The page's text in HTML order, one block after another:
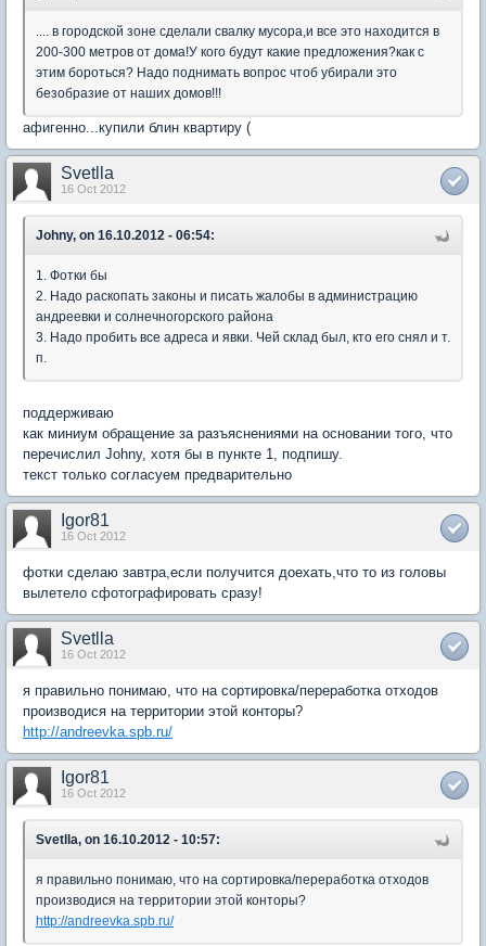
.... в городской зоне сделали свалку мусора,и все это находится в
200-300 метров от дома!У кого будут какие предложения?как с
этим бороться? Надо поднимать вопрос чтоб убирали это
безобразие от наших домов!!!
афигенно...купили блин квартиру (
Svetlla
16 Oct 2012
Johny, on 16.10.2012 - 06:54:
1. Фотки бы
2. Надо раскопать законы и писать жалобы в администрацию
андреевки и солнечногорского района
3. Надо пробить все адреса и явки. Чей склад был, кто его снял и т.
п.
поддерживаю
как миниум обращение за разъяснениями на основании того, что
перечислил Johny, хотя бы в пункте 1, подпишу.
текст только согласуем предварительно
Igor81
16 Oct 2012
фотки сделаю завтра,если получится доехать,что то из головы
вылетело сфотографировать сразу!
Svetlla
16 Oct 2012
я правильно понимаю, что на сортировка/переработка отходов
производися на территории этой конторы?
http://andreevka.spb.ru/
Igor81
16 Oct 2012
Svetlla, on 16.10.2012 - 10:57:
я правильно понимаю, что на сортировка/переработка отходов
производися на территории этой конторы?
http://andreevka.spb.ru/